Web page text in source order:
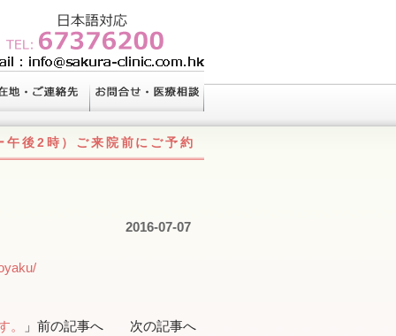
後2時）ご来院前にご予約
2016-07-07
。
」前の記事へ 次の記事へ